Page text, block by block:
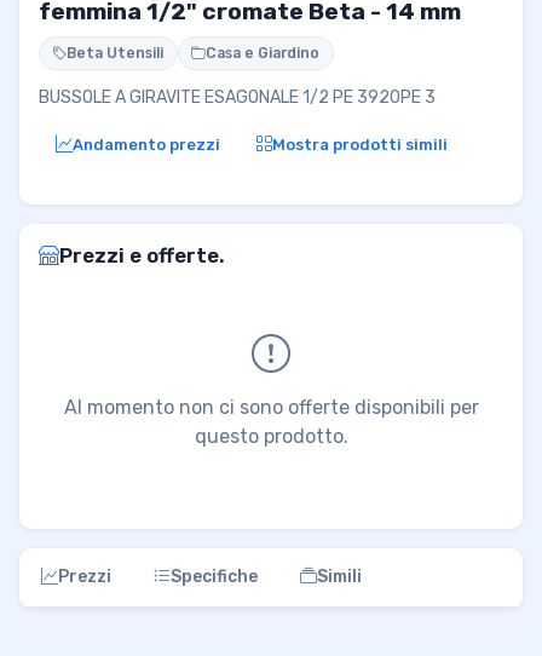
femmina 1/2" cromate Beta - 14 mm
Beta Utensili Casa e Giardino
BUSSOLE A GIRAVITE ESAGONALE 1/2 PE 3920PE 3
Andamento prezzi Mostra prodotti simili
Prezzi e offerte.
Al momento non ci sono offerte disponibili per
questo prodotto.
Prezzi Specifiche Simili